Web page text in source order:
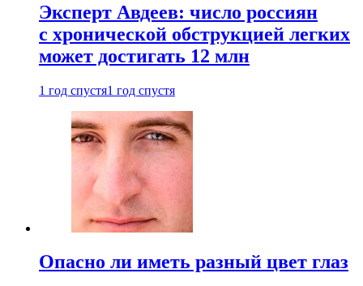
Эксперт Авдеев: число россиян
с хронической обструкцией легких
может достигать 12 млн
1 год спустя1 год спустя
Опасно ли иметь разный цвет глаз